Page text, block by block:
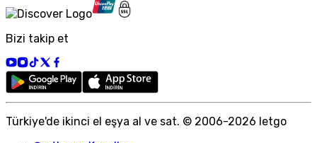
Bizi takip et
Türkiye'de ikinci el eşya al ve sat. © 2006-2026 letgo